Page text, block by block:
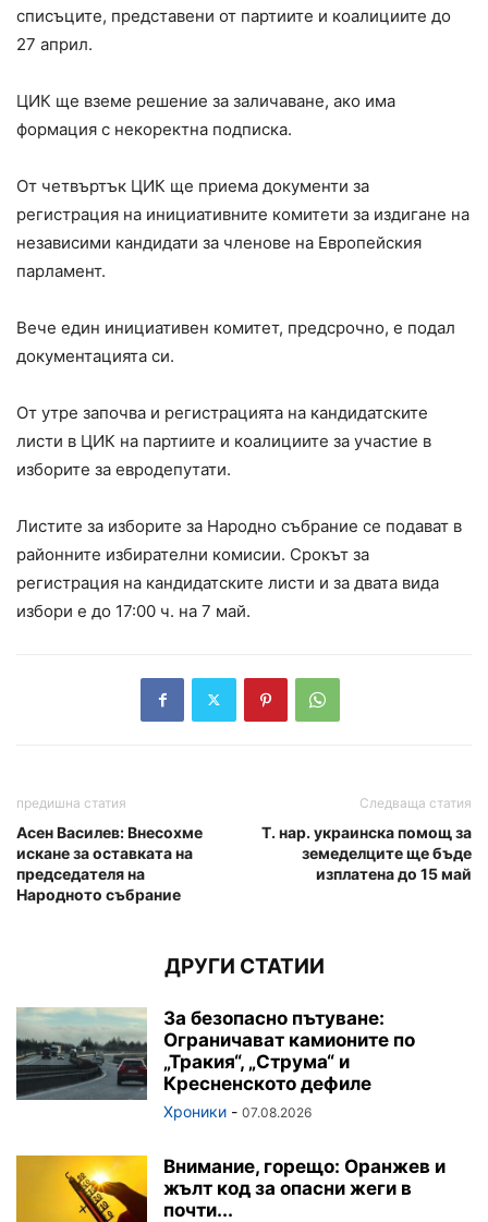
списъците, представени от партиите и коалициите до
27 април.
ЦИК ще вземе решение за заличаване, ако има
формация с некоректна подписка.
От четвъртък ЦИК ще приема документи за
регистрация на инициативните комитети за издигане на
независими кандидати за членове на Европейския
парламент.
Вече един инициативен комитет, предсрочно, е подал
документацията си.
От утре започва и регистрацията на кандидатските
листи в ЦИК на партиите и коалициите за участие в
изборите за евродепутати.
Листите за изборите за Народно събрание се подават в
районните избирателни комисии. Срокът за
регистрация на кандидатските листи и за двата вида
избори е до 17:00 ч. на 7 май.
предишна статия
Асен Василев: Внесохме
искане за оставката на
председателя на
Народното събрание
Следваща статия
Т. нар. украинска помощ за
земеделците ще бъде
изплатена до 15 май
ДРУГИ СТАТИИ
За безопасно пътуване:
Ограничават камионите по
„Тракия“, „Струма“ и
Кресненското дефиле
Хроники - 07.08.2026
Внимание, горещо: Оранжев и
жълт код за опасни жеги в
почти...